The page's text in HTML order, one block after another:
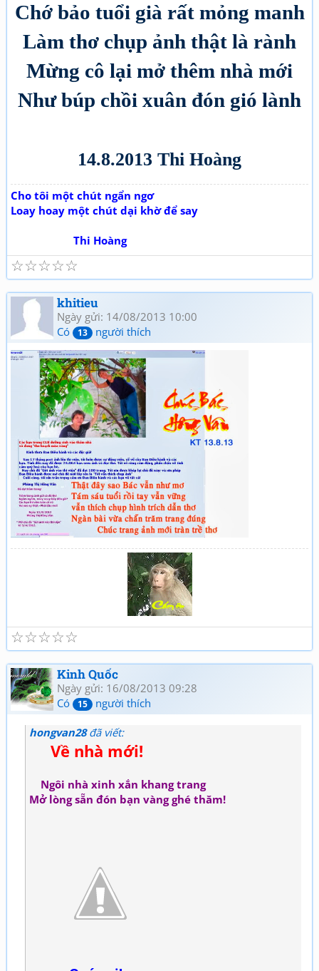
Chớ bảo tuổi già rất mỏng manh
Làm thơ chụp ảnh thật là rành
Mừng cô lại mở thêm nhà mới
Như búp chồi xuân đón gió lành
14.8.2013 Thi Hoàng
Cho tôi một chút ngẩn ngơ
Loay hoay một chút dại khờ để say
Thi Hoàng
☆
☆
☆
☆
☆
khitieu
Ngày gửi: 14/08/2013 10:00
Có
13 người thích
Giao lưu thơ, Quan họ
☆
☆
☆
☆
☆
Kinh Quốc
Ngày gửi: 16/08/2013 09:28
Có
15 người thích
hongvan28đã viết:
Về nhà mới!
Ngôi nhà xinh xắn khang trang
Mở lòng sẵn đón bạn vàng ghé thăm!